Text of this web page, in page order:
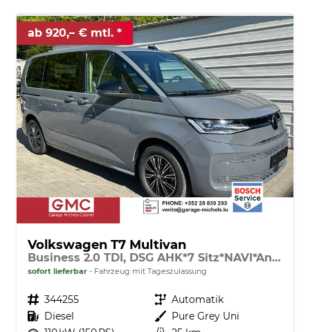
ab 920,– € mtl.
Volkswagen T7 Multivan
Business 2.0 TDI, DSG AHK*7 Sitz*NAVI*Android Auto*SHZ*Matrix*17"*Kamera*3Z Klimaauto*
sofort lieferbar Fahrzeug mit Tageszulassung
Fahrzeugnr. 344255 Getriebe Automatik
Kraftstoff Diesel Außenfarbe Pure Grey Uni